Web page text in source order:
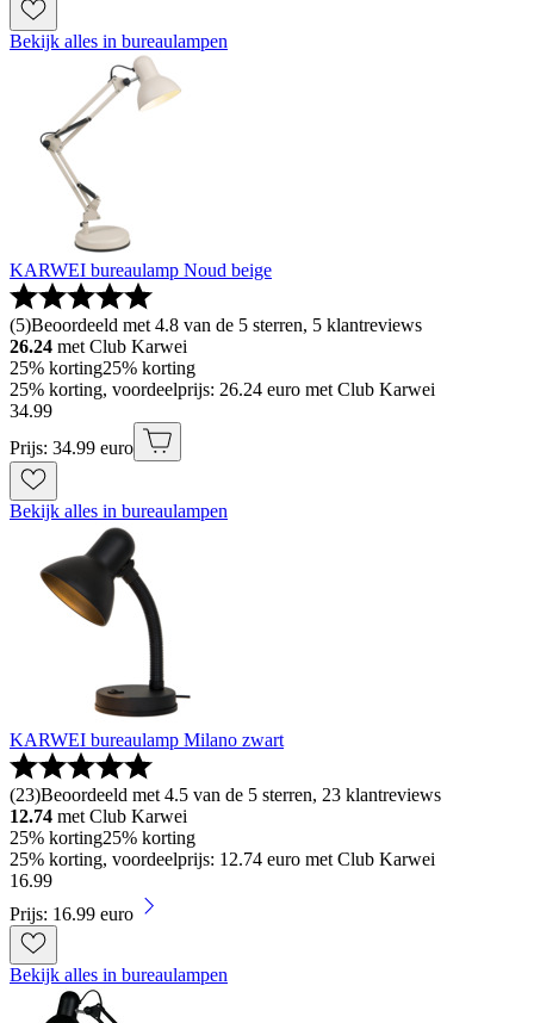
Bekijk alles in bureaulampen
KARWEI bureaulamp Noud beige
(5)Beoordeeld met 4.8 van de 5 sterren, 5 klantreviews
26.24 met Club Karwei
25% korting25% korting
25% korting, voordeelprijs: 26.24 euro met Club Karwei
34.99
Prijs: 34.99 euro
Bekijk alles in bureaulampen
KARWEI bureaulamp Milano zwart
(23)Beoordeeld met 4.5 van de 5 sterren, 23 klantreviews
12.74 met Club Karwei
25% korting25% korting
25% korting, voordeelprijs: 12.74 euro met Club Karwei
16.99
Prijs: 16.99 euro
Bekijk alles in bureaulampen